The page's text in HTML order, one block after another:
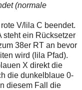
(normale
V/lila C beendet.
steht ein Rücksetzer
38er RT an bevor
wird (lila Pfad).
X direkt die
die dunkelblaue 0-
diesem Fall die